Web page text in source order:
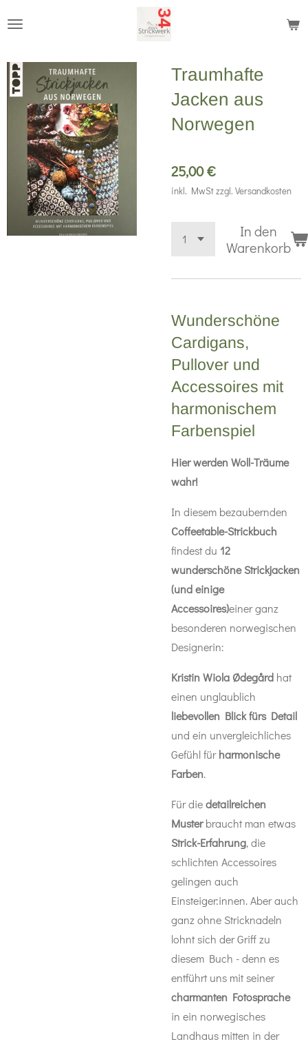
Traumhafte
Jacken aus
Norwegen
25,00 €
inkl. MwSt zzgl. Versandkosten
In den
Warenkorb
Wunderschöne
Cardigans,
Pullover und
Accessoires mit
harmonischem
Farbenspiel
Hier werden Woll-Träume
wahr!
In diesem bezaubernden
Coffeetable-Strickbuch
findest du 12
wunderschöne Strickjacken
(und einige
Accessoires)einer ganz
besonderen norwegischen
Designerin:
Kristin Wiola Ødegård hat
einen unglaublich
liebevollen Blick fürs Detail
und ein unvergleichliches
Gefühl fürharmonische
Farben.
Für diedetailreichen
Musterbraucht man etwas
Strick-Erfahrung, die
schlichten Accessoires
gelingen auch
Einsteiger:innen. Aber auch
ganz ohne Stricknadeln
lohnt sich der Griff zu
diesem Buch - denn es
entführt uns mit seiner
charmanten Fotosprache
in ein norwegisches
Landhaus mitten in der